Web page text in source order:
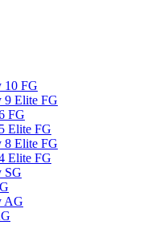
10 FG
9 Elite FG
FG
Elite FG
8 Elite FG
Elite FG
SG
AG